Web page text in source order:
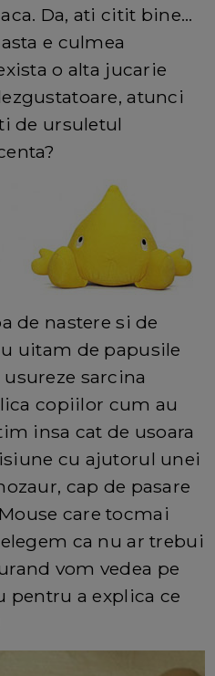
Da, ati citit bine...
e culmea
o alta jucarie
atunci
de ursuletul
de nastere si de
uitam de papusile
sarcina
copiilor cum au
insa cat de usoara
cu ajutorul unei
cap de pasare
care tocmai
ca nu ar trebui
vom vedea pe
pentru a explica ce